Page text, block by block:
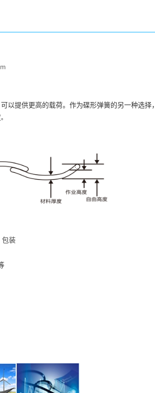
以提供更高的载荷。作为碟形弹簧的另一种选择，
。
装